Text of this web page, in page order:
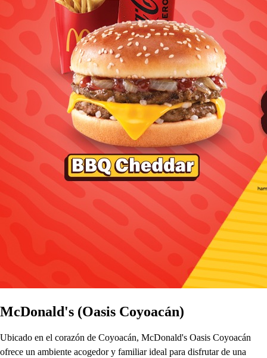
McDonald's (Oasis Coyoacán)
Ubicado en el corazón de Coyoacán, McDonald's Oasis Coyoacán
ofrece un ambiente acogedor y familiar ideal para disfrutar de una